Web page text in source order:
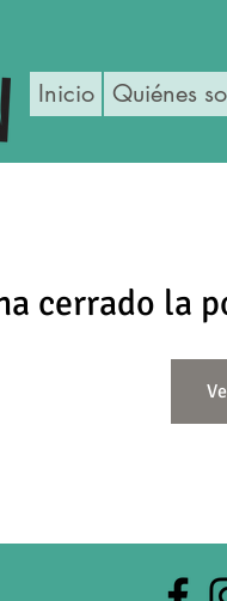
Inicio Quiénes
cerrado la